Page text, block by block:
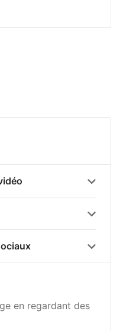
en regardant des